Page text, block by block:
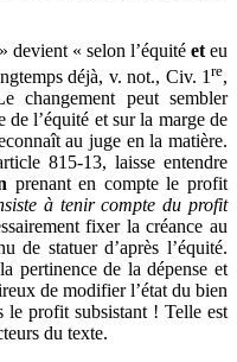
devient « selon l’équité eteu
déjà, v. not., Civ. 1 re,
changement peut sembler
l’équité et sur la marge de
au juge en la matière.
815-13, laisse entendre
prenant en compte le profit
à tenir compte du profit
fixer la créance au
de statuer d’après l’équité.
pertinence de la dépense et
de modifier l’état du bien
le profit subsistant ! Telle est
du texte.